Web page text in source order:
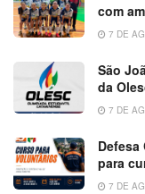
com
7 DE
São
da
7 DE
para
7 DE